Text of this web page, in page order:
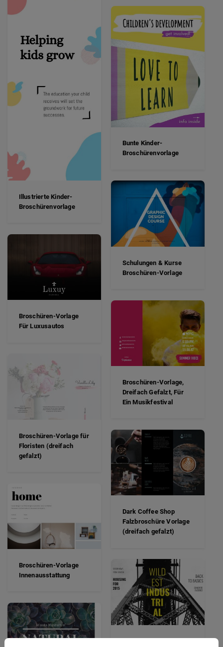
Illustrierte Kinder-
Broschürenvorlage
Bunte Kinder-
Broschürenvorlage
Schulungen & Kurse
Broschüren-Vorlage
Broschüren-Vorlage
Für Luxusautos
Broschüren-Vorlage,
Dreifach Gefalzt, Für
Ein Musikfestival
Broschüren-Vorlage für
Floristen (dreifach
gefalzt)
Dark Coffee Shop
Falzbroschüre Vorlage
(dreifach gefalzt)
Broschüren-Vorlage
Innenausstattung